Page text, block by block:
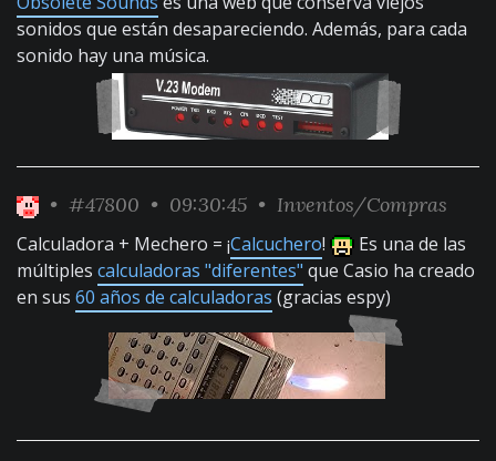
sonidos que están desapareciendo. Además, para cada
sonido hay una música.
• #47800 • 09:30:45 • Inventos/Compras
Calculadora + Mechero = ¡Calcuchero!
Es una de las
múltiples calculadoras "diferentes" que Casio ha creado
en sus 60 años de calculadoras (gracias espy)